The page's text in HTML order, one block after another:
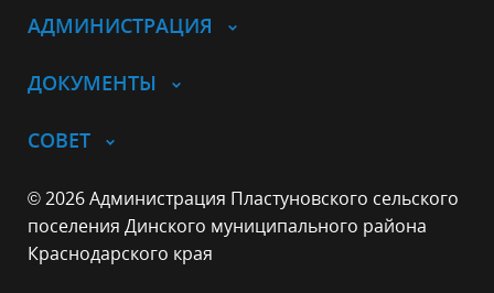
АДМИНИСТРАЦИЯ
ДОКУМЕНТЫ
СОВЕТ
© 2026 Администрация Пластуновского сельского
поселения Динского муниципального района
Краснодарского края